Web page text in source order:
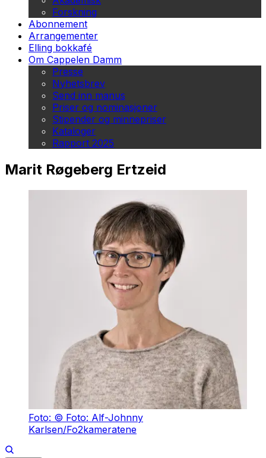
Forskning
Abonnement
Arrangementer
Elling bokkafé
Om Cappelen Damm
Presse
Nyhetsbrev
Send inn manus
Priser og nominasjoner
Stipender og minnepriser
Kataloger
Rapport 2025
Marit Røgeberg Ertzeid
Foto: © Foto: Alf-Johnny
Karlsen/Fo2kameratene